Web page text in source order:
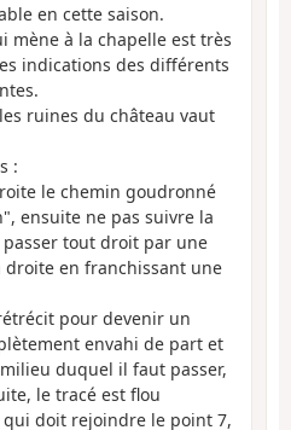
en cette saison.
mène à la chapelle est très
indications des différents
ruines du château vaut
:
le chemin goudronné
ensuite ne pas suivre la
tout droit par une
droite en franchissant une
pour devenir un
envahi de part et
duquel il faut passer,
le tracé est flou
doit rejoindre le point 7,